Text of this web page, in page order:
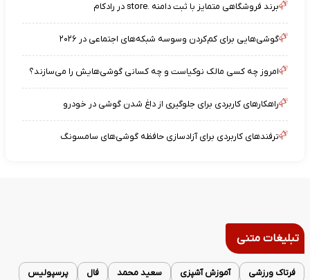
برند فروشگاهی متمایز با ثبت دامنه .store در رادکام
گوشی‌هایی برای کم‌کردن وسوسه شبکه‌های اجتماعی در ۲۰۲۶
امروز چه کسی مالک نوکیاست و چه کسانی گوشی‌هایش را می‌سازند؟
راهکارهای کاربردی برای جلوگیری از داغ شدن گوشی در خودرو
ترفندهای کاربردی برای آزادسازی حافظه گوشی‌های سامسونگ
تبلیغات متنی
فرتاک ورزشی آموزش آشپزی سعید محمد فال پرسپولیس